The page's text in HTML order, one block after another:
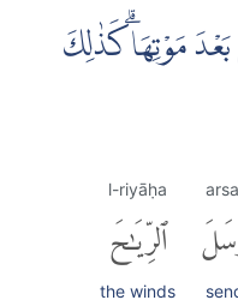
مَوْتِهَاۗ كَذٰلِكَ
l-riyāḥa
ٱلرِّيَٰحَ
the winds